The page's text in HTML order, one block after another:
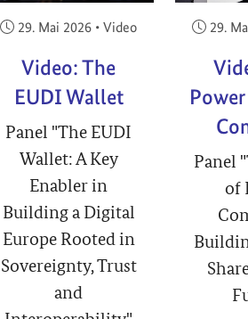
Veröffentlicht am:
29. Mai 2026 • Video
Video: The
EUDI Wallet
Panel "The EUDI
Wallet: A Key
Enabler in
Building a Digital
Europe Rooted in
Sovereignty, Trust
and
29.
Panel
of